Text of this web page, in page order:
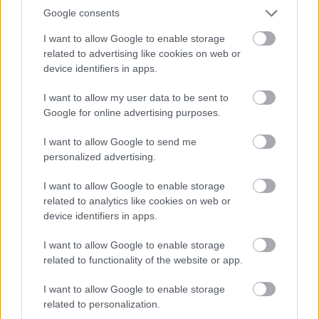
Google consents
I want to allow Google to enable storage
related to advertising like cookies on web or
device identifiers in apps.
I want to allow my user data to be sent to
Google for online advertising purposes.
I want to allow Google to send me
personalized advertising.
I want to allow Google to enable storage
related to analytics like cookies on web or
device identifiers in apps.
I want to allow Google to enable storage
related to functionality of the website or app.
I want to allow Google to enable storage
related to personalization.
Aranyalma2012
Nyomasztós kategória 1. hely: Pinokkió
Kislányom 2 éves múlt és próbálnám neki tudatosan
válogatni a meséket, de nagyon kevés mesére
emlékszem ami jó emlékeket idéz bennem... Az
összes Walt Disneyben szinte csak árva
szerencsétlenek vannak, nem értem, hogy miért nem
bírtak egy értelmes mesét össszehozni amitől nem
sérül a gyerek lelki világa.
A Bogyó és babóca viszont egy aranyos mese amiből
még tanulni is lehet, a Maja a méhecske szintén.
Az M2-n van a Mesélj nekem mese amit még le is
lehetne tölteni és én lehetnék a mesélő, de a rajzok